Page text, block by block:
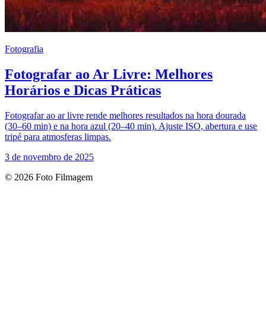
Fotografia
Fotografar ao Ar Livre: Melhores
Horários e Dicas Práticas
Fotografar ao ar livre rende melhores resultados na hora dourada
(30–60 min) e na hora azul (20–40 min). Ajuste ISO, abertura e use
tripé para atmosferas limpas.
3 de novembro de 2025
© 2026 Foto Filmagem